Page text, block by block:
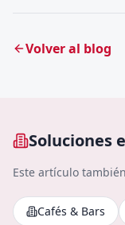
Volver al blog
Soluciones
Este artículo
Cafés & Bars